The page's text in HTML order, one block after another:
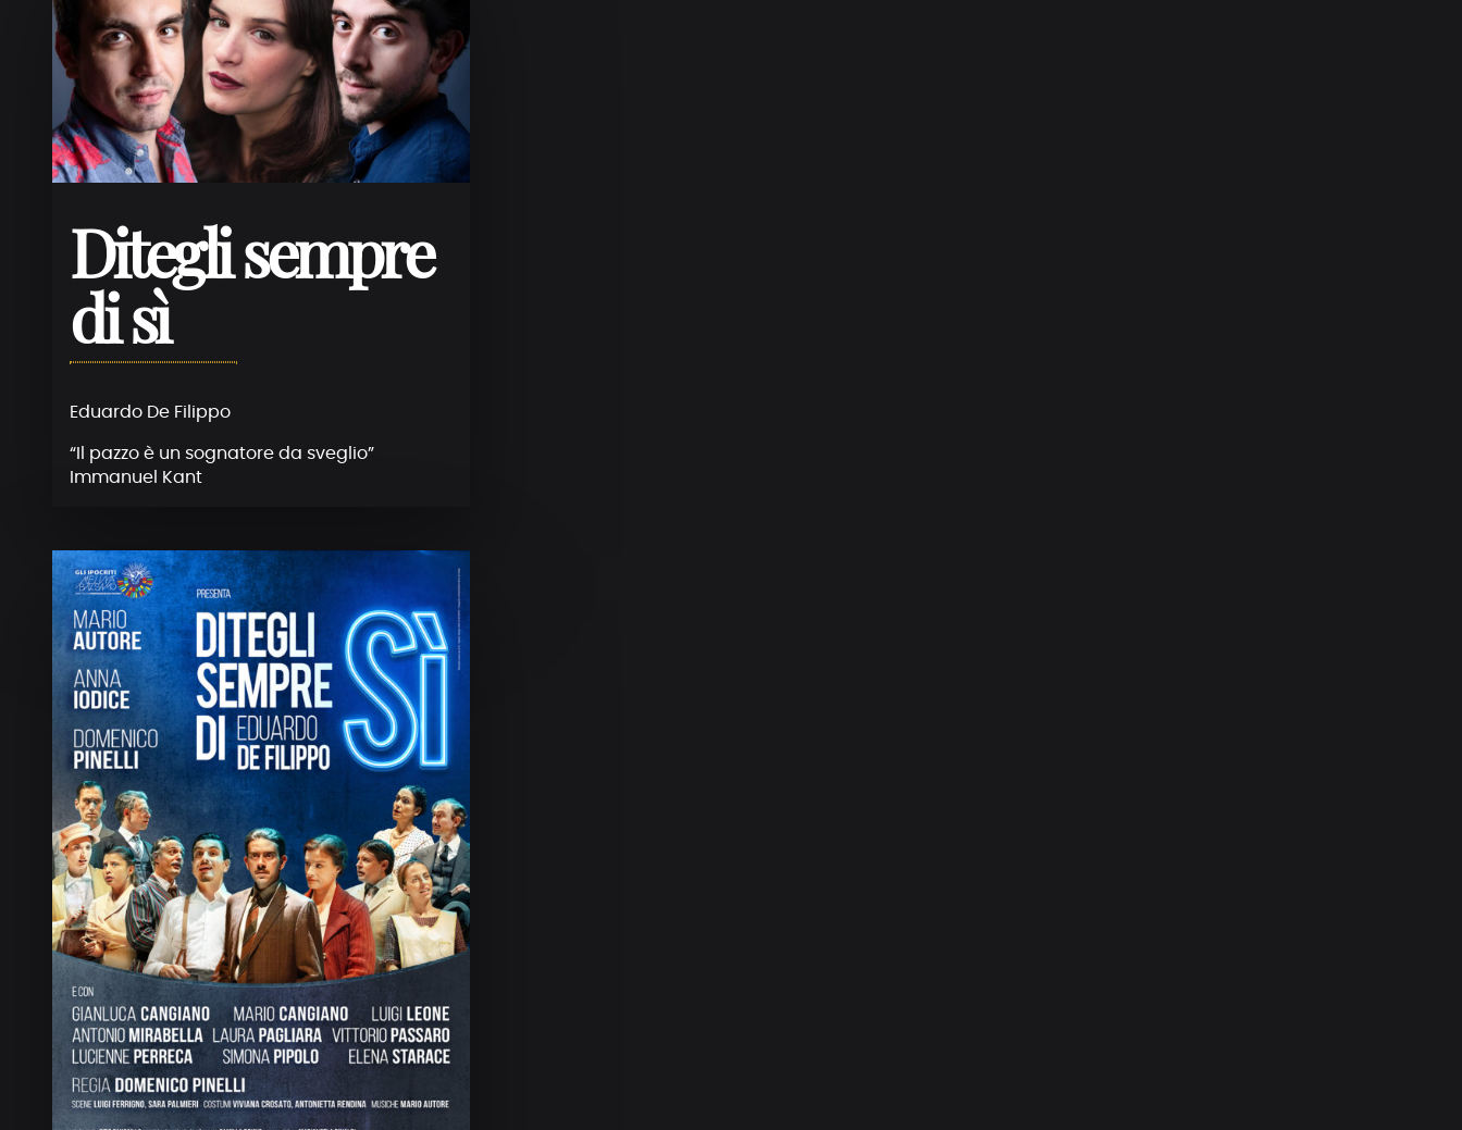
Ditegli sempre
di sì
Eduardo De Filippo
“Il pazzo è un sognatore da sveglio”
Immanuel Kant